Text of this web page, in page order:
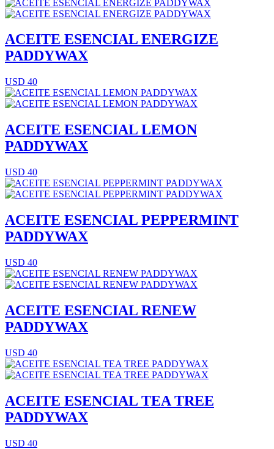
ACEITE ESENCIAL ENERGIZE
PADDYWAX
USD 40
ACEITE ESENCIAL LEMON
PADDYWAX
USD 40
ACEITE ESENCIAL PEPPERMINT
PADDYWAX
USD 40
ACEITE ESENCIAL RENEW
PADDYWAX
USD 40
ACEITE ESENCIAL TEA TREE
PADDYWAX
USD 40